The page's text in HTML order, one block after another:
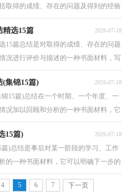
取得的成绩、存在的问题及得到的经验
材料，他能够提升我...
精选15篇 2026-07-18
15篇总结是对取得的成绩、存在的问题
况进行评价与描述的一种书面材料，写
力的提高，让我们好...
(集锦15篇) 2026-07-18
15篇)总结在一个时期、一个年度、一
况加以回顾和分析的一种书面材料，它
能力，让我们抽出时...
15篇) 2026-07-18
)总结是事后对某一阶段的学习、工作
的一种书面材料，它可以明确下一步的
误，提高工作效益，不如我...
4 5 6 7 下一页